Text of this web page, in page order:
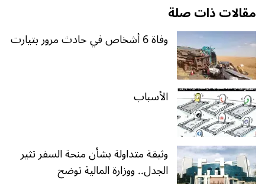
مقالات ذات صلة
وفاة 6 أشخاص في حادث مرور بتيارت
الأسباب
وثيقة متداولة بشأن منحة السفر تثير
الجدل.. ووزارة المالية توضح